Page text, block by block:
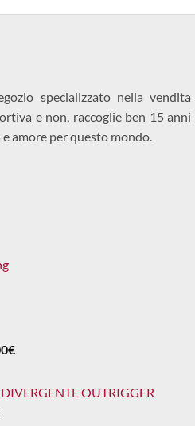
specializzato nella vendita
e non, raccoglie ben 15 anni
amore per questo mondo.
€
OUTRIGGER